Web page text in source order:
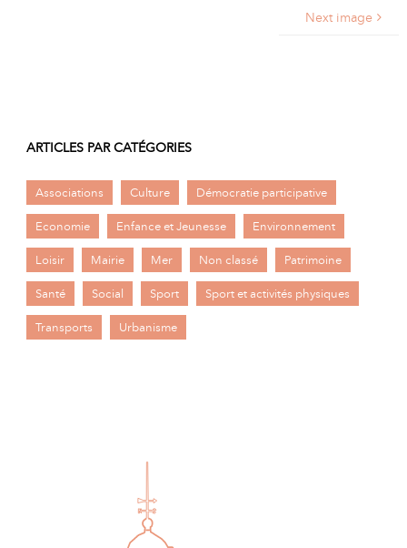
Next image
ARTICLES PAR CATÉGORIES
Associations Culture Démocratie participative
Economie Enfance et Jeunesse Environnement
Loisir Mairie Mer Non classé Patrimoine
Santé Social Sport Sport et activités physiques
Transports Urbanisme